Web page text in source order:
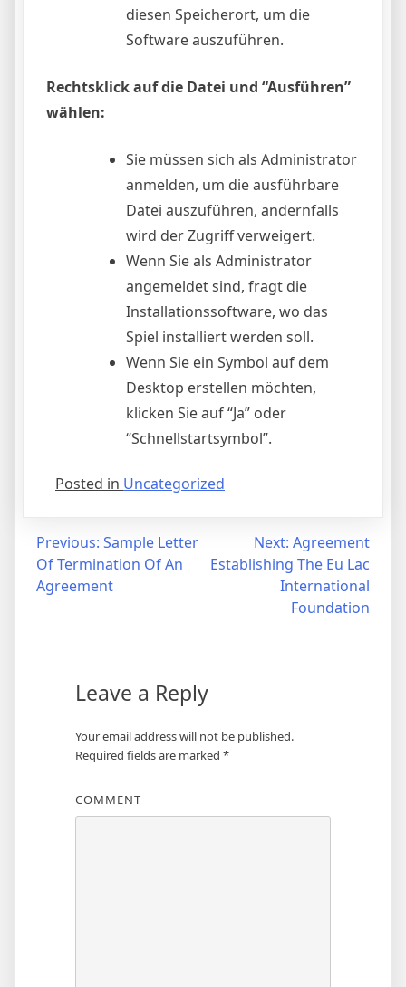
diesen Speicherort, um die
Software auszuführen.
Rechtsklick auf die Datei und “Ausführen”
wählen:
Sie müssen sich als Administrator
anmelden, um die ausführbare
Datei auszuführen, andernfalls
wird der Zugriff verweigert.
Wenn Sie als Administrator
angemeldet sind, fragt die
Installationssoftware, wo das
Spiel installiert werden soll.
Wenn Sie ein Symbol auf dem
Desktop erstellen möchten,
klicken Sie auf “Ja” oder
“Schnellstartsymbol”.
Posted in Uncategorized
Post
navigation
Previous: Sample Letter
Of Termination Of An
Agreement
Next: Agreement
Establishing The Eu Lac
International
Foundation
Leave a Reply
Your email address will not be published.
Required fields are marked *
COMMENT